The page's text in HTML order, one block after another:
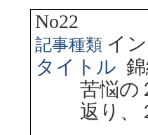
No22
記事種類 イ
タイトル
苦悩の
返り、